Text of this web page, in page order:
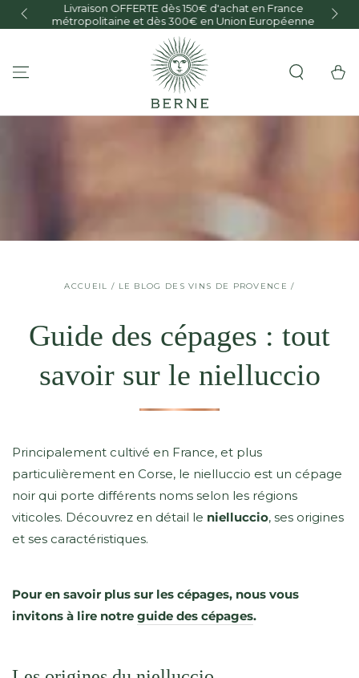
IGNORER LE
CONTENU
Livraison OFFERTE dès 150€ d'achat en France
métropolitaine et dès 300€ en Union Européenne
Panier
ACCUEIL / LE BLOG DES VINS DE PROVENCE /
Guide des cépages : tout
savoir sur le nielluccio
Principalement cultivé en France, et plus
particulièrement en Corse, le nielluccio est un cépage
noir qui porte différents noms selon les régions
viticoles. Découvrez en détail le nielluccio, ses origines
et ses caractéristiques.
Pour en savoir plus sur les cépages, nous vous
invitons à lire notre guide des cépages.